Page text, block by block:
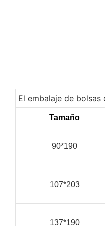
El embalaje de
Tamaño
90*190
107*203
137*190